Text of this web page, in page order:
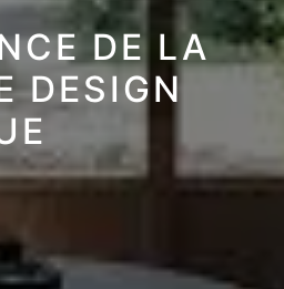
DE LA
DESIGN